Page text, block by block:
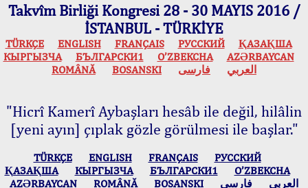
Takvîm Birliği Kongresi 28 - 30 MAYIS 2016 /
İSTANBUL - TÜRKİYE
TÜRKÇE ENGLISH FRANÇAIS РУССКИЙ
ҚАЗАҚША
КЫPГЫЗЧA
БЪЛГАРСКИ1 O’ZBEKCHA
AZӘRBAYCAN
ROMÂNĂ
BOSANSKI العربي فارسی
"Hicrî Kamerî Aybaşları hesâb ile değil, hilâlin
[yeni ayın] çıplak gözle görülmesi ile başlar."
TÜRKÇE ENGLISH FRANÇAIS
РУССКИЙ
ҚАЗАҚША
КЫPГЫЗЧA БЪЛГАРСКИ1
O’ZBEKCHA
AZӘRBAYCAN
ROMÂNĂ BOSANSKI العربي فارسی